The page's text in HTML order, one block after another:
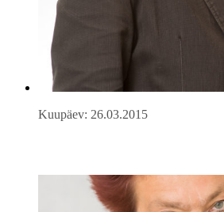
Kuupäev: 26.03.2015